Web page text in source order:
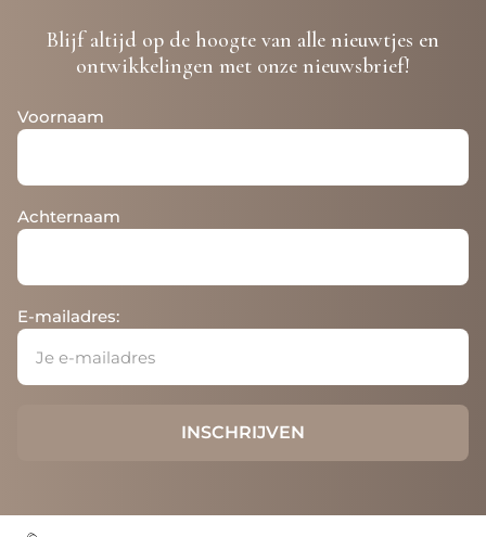
Blijf altijd op de hoogte van alle nieuwtjes en
ontwikkelingen met onze nieuwsbrief!
Voornaam
Achternaam
E-mailadres: